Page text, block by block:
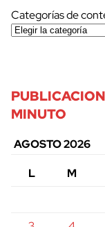
Categorías de
MINUTO
AGOSTO 2026
L
M